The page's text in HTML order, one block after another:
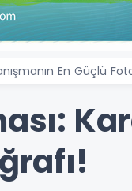
En Güçlü